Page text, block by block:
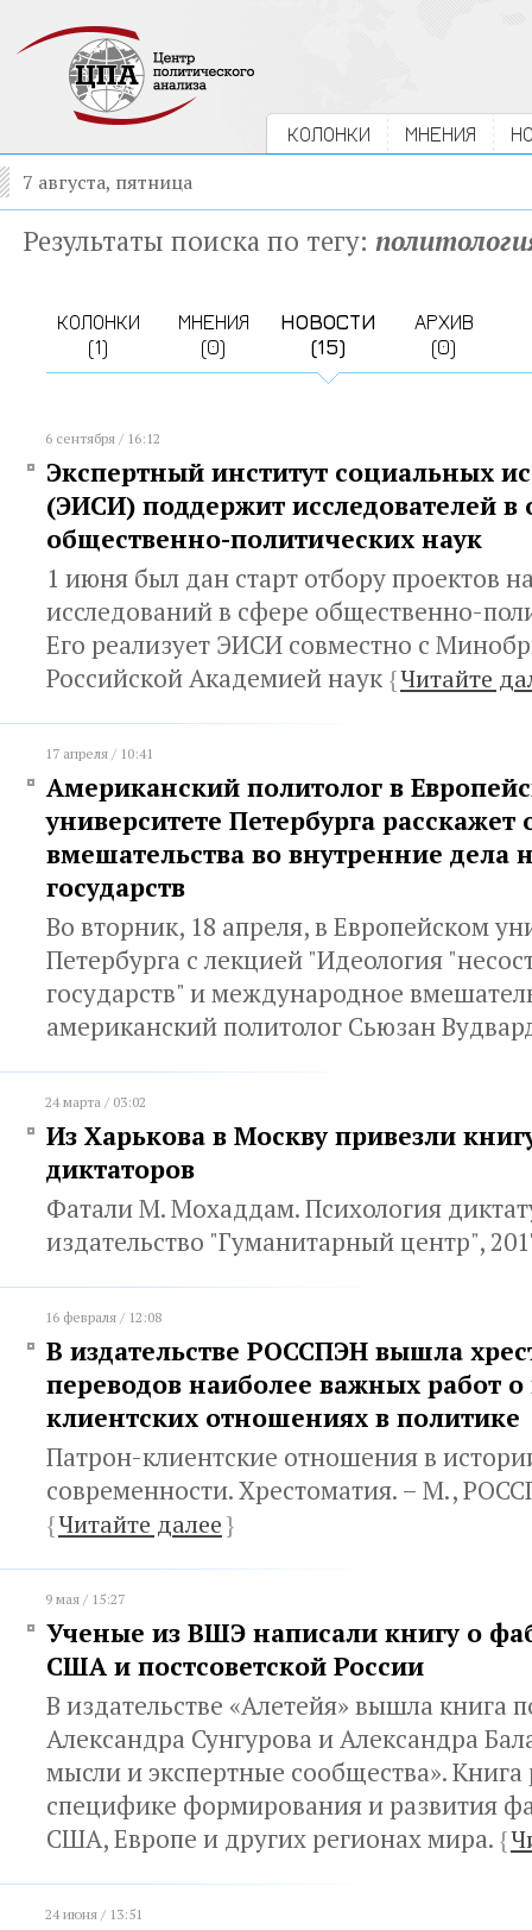
КОЛОНКИ МНЕНИЯ
7 августа, пятница
Результаты поиска по тегу:
КОЛОНКИ
(1)
МНЕНИЯ
(0)
НОВОСТИ
(15)
АРХИВ
(0)
6 сентября / 16:12
Экспертный институт социальных
(ЭИСИ) поддержит исследователей в
общественно-политических наук
1 июня был дан старт отбору проектов
исследований в сфере общественно-
Его реализует ЭИСИ совместно с
Российской Академией наук{Читайте
17 апреля / 10:41
Американский политолог в
университете Петербурга
вмешательства во внутренние дела
государств
Во вторник, 18 апреля, в Европейском
Петербурга с лекцией "Идеология
государств" и международное
американский политолог Сьюзан
24 марта / 03:02
Из Харькова в Москву привезли
диктаторов
Фатали М. Мохаддам. Психология
издательство "Гуманитарный центр",
16 февраля / 12:08
В издательстве РОССПЭН вышла
переводов наиболее важных работ о
клиентских отношениях в политике
Патрон-клиентские отношения в
современности. Хрестоматия. – М.,
{Читайте далее}
9 мая / 15:27
Ученые из ВШЭ написали книгу о
США и постсоветской России
В издательстве «Алетейя» вышла книга
Александра Сунгурова и Александра
мысли и экспертные сообщества». Книга
специфике формирования и развития
США, Европе и других регионах мира. {
24 июня / 13:51